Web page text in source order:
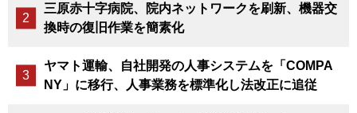
三原赤十字病院、院内ネットワークを刷新、機器交
換時の復旧作業を簡素化
ヤマト運輸、自社開発の人事システムを「COMPA
NY」に移行、人事業務を標準化し法改正に追従